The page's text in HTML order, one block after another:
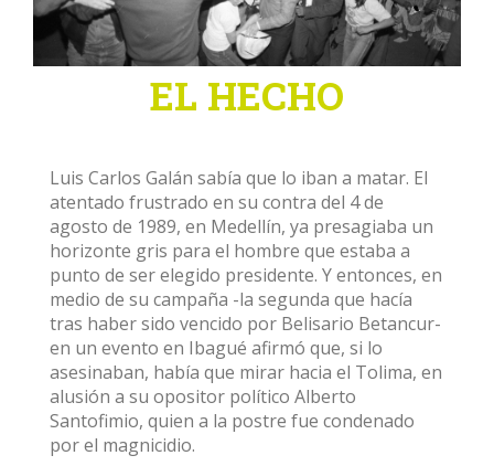
EL HECHO
Luis Carlos Galán sabía que lo iban a matar. El
atentado frustrado en su contra del 4 de
agosto de 1989, en Medellín, ya presagiaba un
horizonte gris para el hombre que estaba a
punto de ser elegido presidente. Y entonces, en
medio de su campaña -la segunda que hacía
tras haber sido vencido por Belisario Betancur-
en un evento en Ibagué afirmó que, si lo
asesinaban, había que mirar hacia el Tolima, en
alusión a su opositor político Alberto
Santofimio, quien a la postre fue condenado
por el magnicidio.